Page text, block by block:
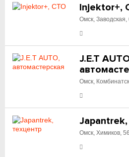
Injektor+,
Омск, Заводская,
J.E.T
Омск,
Омск, Химиков, 56